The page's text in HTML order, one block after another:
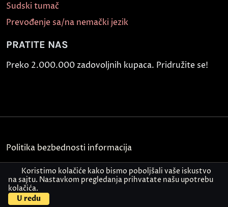
Sudski tumač
Prevođenje sa/na nemački jezik
PRATITE NAS
Preko 2.000.000 zadovoljnih kupaca. Pridružite se!
Politika bezbednosti informacija
Kontakt
© Akademija Oxford 2026.
Koristimo kolačiće kako bismo poboljšali vaše iskustvo
na sajtu. Nastavkom pregledanja prihvatate našu upotrebu
kolačića.
U redu